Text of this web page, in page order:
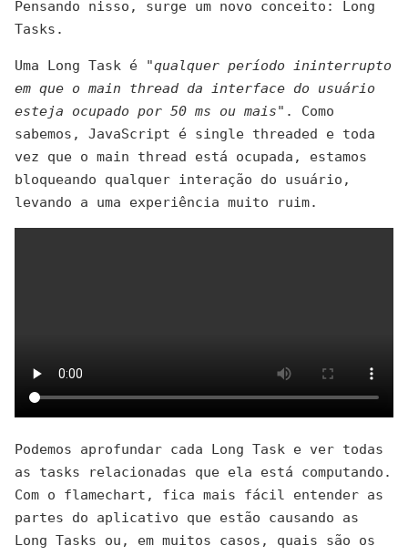
Pensando nisso, surge um novo conceito: Long
Tasks.
Uma Long Task é "qualquer período ininterrupto
em que o main thread da interface do usuário
esteja ocupado por 50 ms ou mais". Como
sabemos, JavaScript é single threaded e toda
vez que o main thread está ocupada, estamos
bloqueando qualquer interação do usuário,
levando a uma experiência muito ruim.
Podemos aprofundar cada Long Task e ver todas
as tasks relacionadas que ela está computando.
Com o flamechart, fica mais fácil entender as
partes do aplicativo que estão causando as
Long Tasks ou, em muitos casos, quais são os